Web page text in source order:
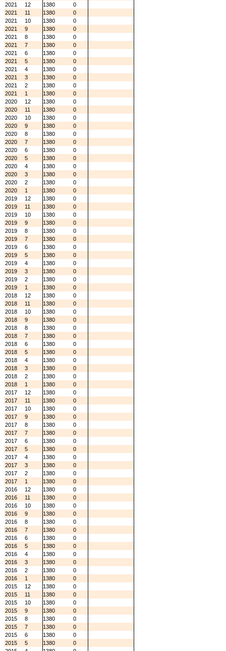
2021
12 1380
0
2021
11 1380
0
2021
10 1380
0
2021
9 1380
0
2021
8 1380
0
2021
7 1380
0
2021
6 1380
0
2021
5 1380
0
2021
4 1380
0
2021
3 1380
0
2021
2 1380
0
2021
1 1380
0
2020
12 1380
0
2020
11 1380
0
2020
10 1380
0
2020
9 1380
0
2020
8 1380
0
2020
7 1380
0
2020
6 1380
0
2020
5 1380
0
2020
4 1380
0
2020
3 1380
0
2020
2 1380
0
2020
1 1380
0
2019
12 1380
0
2019
11 1380
0
2019
10 1380
0
2019
9 1380
0
2019
8 1380
0
2019
7 1380
0
2019
6 1380
0
2019
5 1380
0
2019
4 1380
0
2019
3 1380
0
2019
2 1380
0
2019
1 1380
0
2018
12 1380
0
2018
11 1380
0
2018
10 1380
0
2018
9 1380
0
2018
8 1380
0
2018
7 1380
0
2018
6 1380
0
2018
5 1380
0
2018
4 1380
0
2018
3 1380
0
2018
2 1380
0
2018
1 1380
0
2017
12 1380
0
2017
11 1380
0
2017
10 1380
0
2017
9 1380
0
2017
8 1380
0
2017
7 1380
0
2017
6 1380
0
2017
5 1380
0
2017
4 1380
0
2017
3 1380
0
2017
2 1380
0
2017
1 1380
0
2016
12 1380
0
2016
11 1380
0
2016
10 1380
0
2016
9 1380
0
2016
8 1380
0
2016
7 1380
0
2016
6 1380
0
2016
5 1380
0
2016
4 1380
0
2016
3 1380
0
2016
2 1380
0
2016
1 1380
0
2015
12 1380
0
2015
11 1380
0
2015
10 1380
0
2015
9 1380
0
2015
8 1380
0
2015
7 1380
0
2015
6 1380
0
2015
5 1380
0